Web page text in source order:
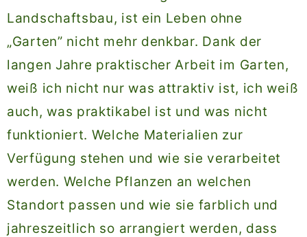
Landschaftsbau, ist ein Leben ohne
„Garten” nicht mehr denkbar. Dank der
langen Jahre praktischer Arbeit im Garten,
weiß ich nicht nur was attraktiv ist, ich weiß
auch, was praktikabel ist und was nicht
funktioniert. Welche Materialien zur
Verfügung stehen und wie sie verarbeitet
werden. Welche Pflanzen an welchen
Standort passen und wie sie farblich und
jahreszeitlich so arrangiert werden, dass